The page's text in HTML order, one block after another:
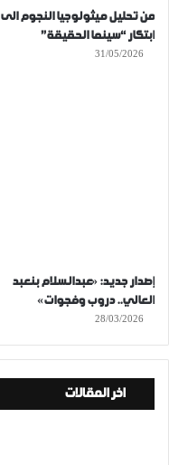
من تحليل ميثولوجيا النجوم الى
ابتكار “سينما الحقيقة”
31/05/2026
إصدار جديد: «عبدالسلام بنعبد
العالي.. دروب وفجوات»
28/03/2026
اخر المقالات